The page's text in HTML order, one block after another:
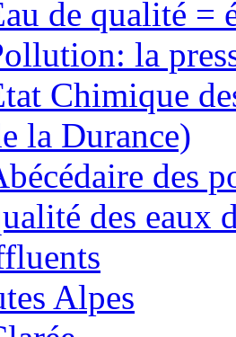
de qualité =
la
Chimique
la Durance)
des
des eaux
Alpes